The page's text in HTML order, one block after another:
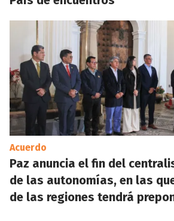
Acuerdo
Paz anuncia el fin del
de las autonomías, en las
de las regiones tendrá